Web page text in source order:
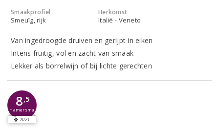
Smaakprofiel
Smeuïg, rijk
Herkomst
Italië - Veneto
Van ingedroogde druiven en gerijpt in eiken
Intens fruitig, vol en zacht van smaak
Lekker als borrelwijn of bij lichte gerechten
8,5
Hamersma
2021